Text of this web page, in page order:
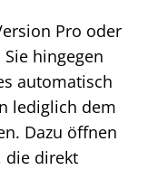
Pro oder
hingegen
automatisch
lediglich dem
Dazu öffnen
die direkt